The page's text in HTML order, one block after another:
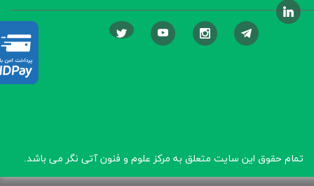
تمام حقوق این سایت متعلق به مرکز علوم و فنون آتی نگر می باشد.